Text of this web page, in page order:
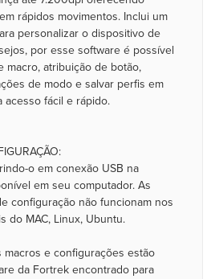
rápidos movimentos. Inclui um
personalizar o dispositivo de
por esse software é possível
macro, atribuição de botão,
de modo e salvar perfis em
acesso fácil e rápido.
o em conexão USB na
em seu computador. As
configuração não funcionam nos
do MAC, Linux, Ubuntu.
macros e configurações estão
da Fortrek encontrado para